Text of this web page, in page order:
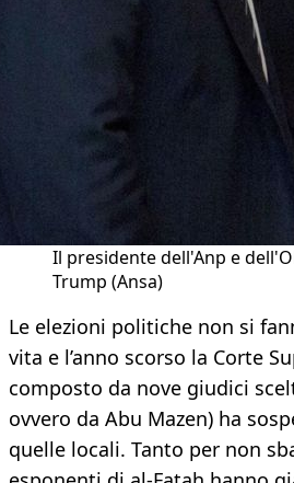
Il presidente dell'Anp e
Trump (Ansa)
Le elezioni politiche non si
vita e l’anno scorso la Corte
composto da nove giudici
ovvero da Abu Mazen) ha
quelle locali. Tanto per non